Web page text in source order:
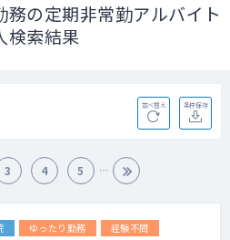
の定期非常勤アルバイト
検索結果
並べ替え 条件保存
3 4 5
ゆったり勤務
経験不問